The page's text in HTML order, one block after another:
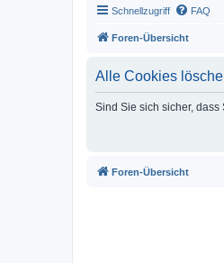
Schnellzugriff FAQ
Foren-Übersicht
Alle Cookies
Sind Sie sich sicher,
Foren-Übersicht